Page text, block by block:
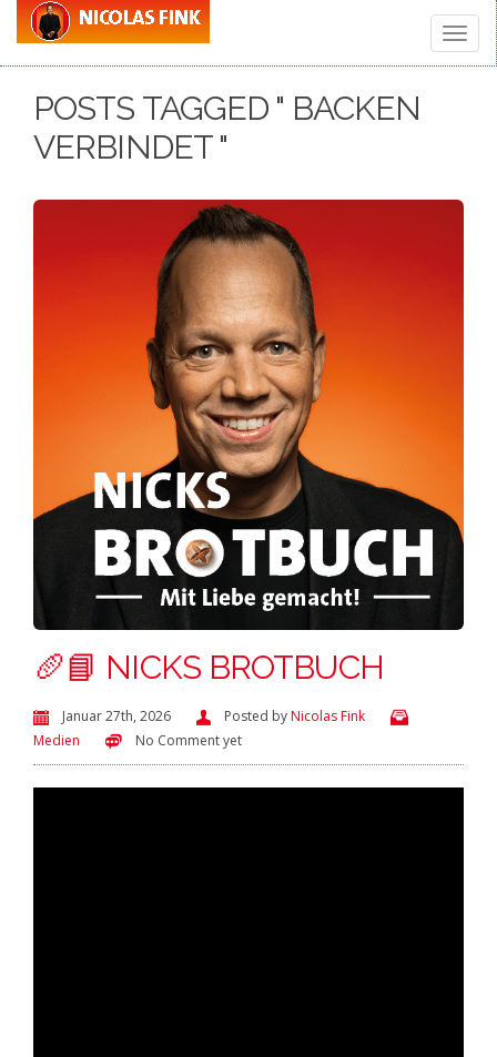
Toggle
POSTS TAGGED " BACKEN
VERBINDET "
🥖📘 NICKS BROTBUCH
Januar 27th, 2026 Posted byNicolas Fink
Medien
No Comment yet